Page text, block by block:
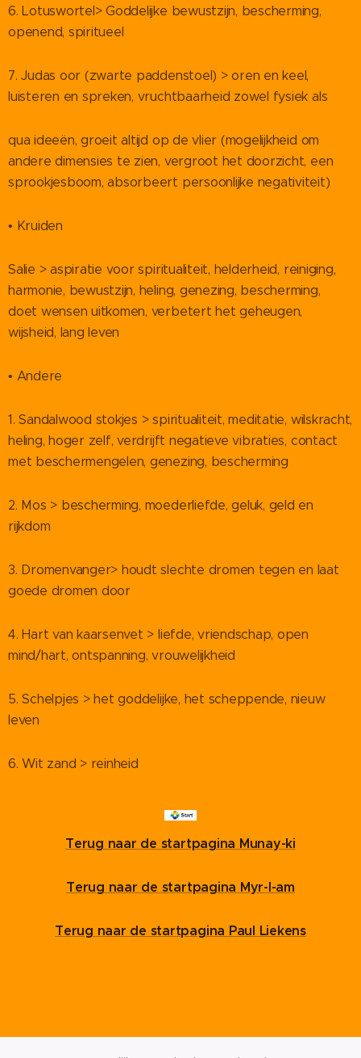
6. Lotuswortel> Goddelijke bewustzijn, bescherming,
openend, spiritueel
7. Judas oor (zwarte paddenstoel) > oren en keel,
luisteren en spreken, vruchtbaarheid zowel fysiek als
qua ideeën, groeit altijd op de vlier (mogelijkheid om
andere dimensies te zien, vergroot het doorzicht, een
sprookjesboom, absorbeert persoonlijke negativiteit)
• Kruiden
Salie > aspiratie voor spiritualiteit, helderheid, reiniging,
harmonie, bewustzijn, heling, genezing, bescherming,
doet wensen uitkomen, verbetert het geheugen,
wijsheid, lang leven
• Andere
1. Sandalwood stokjes > spiritualiteit, meditatie, wilskracht,
heling, hoger zelf, verdrijft negatieve vibraties, contact
met beschermengelen, genezing, bescherming
2. Mos > bescherming, moederliefde, geluk, geld en
rijkdom
3. Dromenvanger> houdt slechte dromen tegen en laat
goede dromen door
4. Hart van kaarsenvet > liefde, vriendschap, open
mind/hart, ontspanning, vrouwelijkheid
5. Schelpjes > het goddelijke, het scheppende, nieuw
leven
6. Wit zand > reinheid
Terug naar de startpagina Munay-ki
Terug naar de startpagina Myr-I-am
Terug naar de startpagina Paul Liekens